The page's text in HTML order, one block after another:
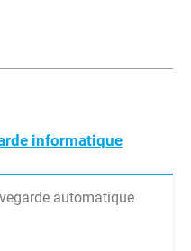
informatique
automatique